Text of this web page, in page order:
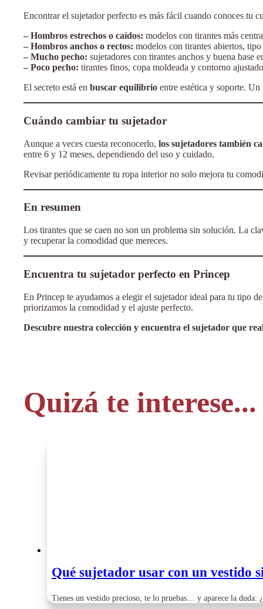
Encontrar el sujetador perfecto es más fácil cuando conoces tu
– Hombros estrechos o caídos: modelos con tirantes más
– Hombros anchos o rectos: modelos con tirantes abiertos,
– Mucho pecho: sujetadores con tirantes anchos y buena base
– Poco pecho: tirantes finos, copa moldeada y contorno
El secreto está en buscar equilibrio entre estética y soporte.
Cuándo cambiar tu sujetador
Aunque a veces cuesta reconocerlo, los sujetadores también
entre 6 y 12 meses, dependiendo del uso y cuidado.
Revisar periódicamente tu ropa interior no solo mejora tu
En resumen
Los tirantes que se caen no son un problema sin solución. La
y recuperar la comodidad que mereces.
Encuentra tu sujetador perfecto en Princep
En Princep te ayudamos a elegir el sujetador ideal para tu tipo
priorizamos la comodidad y el ajuste perfecto.
Descubre nuestra colección y encuentra el sujetador que
Quizá te interese...
Qué sujetador usar con un vestido
Tienes un vestido precioso, te lo pruebas… y aparece la duda: